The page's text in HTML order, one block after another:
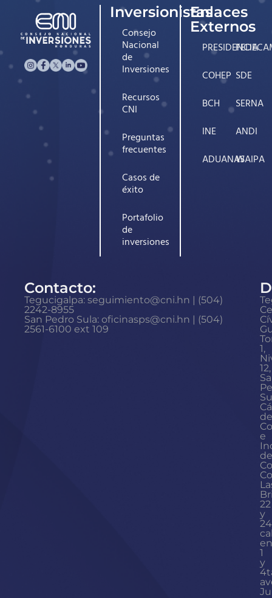
Inversionistas
Consejo
Nacional
de
Inversiones
Recursos
CNI
Preguntas
frecuentes
Casos de
éxito
Portafolio
de
inversiones
Enlaces
Externos
PRESIDENCIA
COHEP
BCH
INE
ADUANAS
SDE
SERNA
ANDI
WAIPA
Contacto:
Tegucigalpa: seguimiento@cni.hn | (504)
2242-8955
San Pedro Sula: oficinasps@cni.hn | (504)
2561-6100 ext 109
1,
12,
de
e
de
22
y
24
1
y